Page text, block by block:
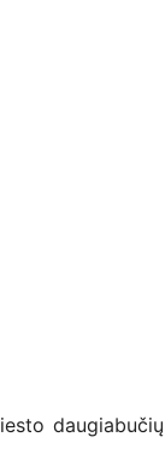
daugiabučių